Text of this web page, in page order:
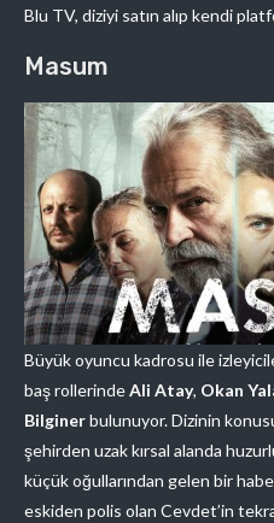
Blu TV, diziyi satın alıp kendi
Masum
Büyük oyuncu kadrosu ile
baş rollerindeAli Atay, Okan
Bilginerbulunuyor. Dizinin
şehirden uzak kırsal alanda
küçük oğullarından gelen bir
eskiden polis olan Cevdet’in